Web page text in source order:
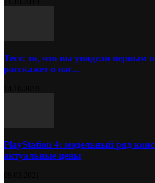
Тест: то, что вы увидели первым
расскажет о вас...
PlayStation 4: модельный ряд
актуальные цены